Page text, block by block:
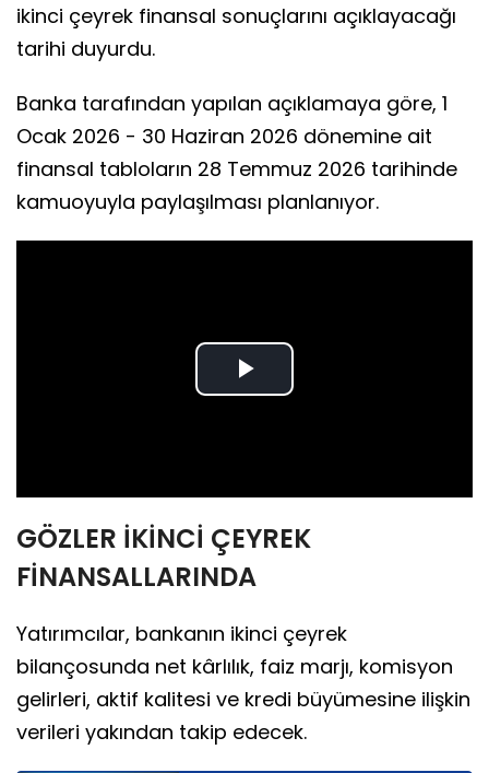
ikinci çeyrek finansal sonuçlarını açıklayacağı
tarihi duyurdu.
Banka tarafından yapılan açıklamaya göre, 1
Ocak 2026 - 30 Haziran 2026 dönemine ait
finansal tabloların 28 Temmuz 2026 tarihinde
kamuoyuyla paylaşılması planlanıyor.
Play
GÖZLER İKİNCİ ÇEYREK
FİNANSALLARINDA
Yatırımcılar, bankanın ikinci çeyrek
bilançosunda net kârlılık, faiz marjı, komisyon
gelirleri, aktif kalitesi ve kredi büyümesine ilişkin
verileri yakından takip edecek.